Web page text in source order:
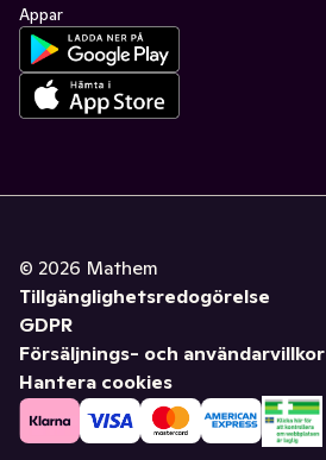
Appar
© 2026 Mathem
Tillgänglighetsredogörelse
GDPR
Försäljnings- och användarvillkor
Hantera cookies